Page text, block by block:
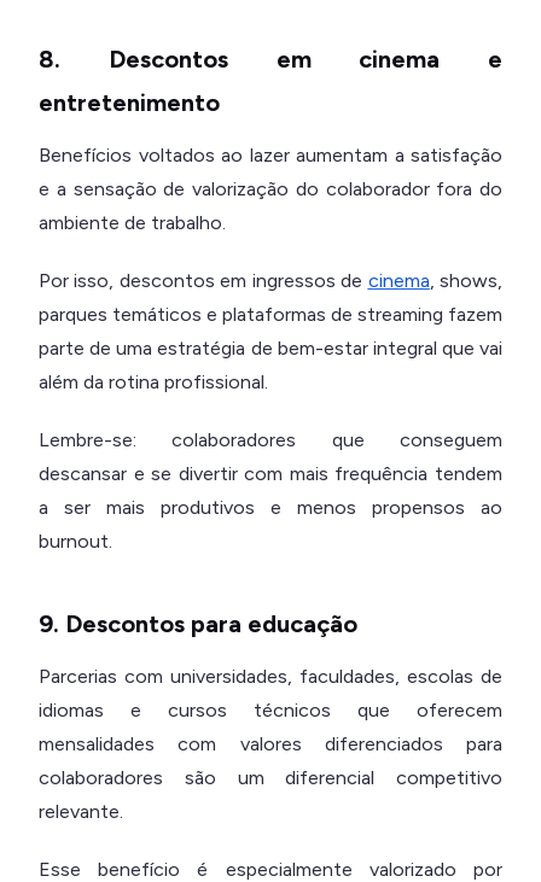
8. Descontos em cinema e
entretenimento
Benefícios voltados ao lazer aumentam a satisfação
e a sensação de valorização do colaborador fora do
ambiente de trabalho.
Por isso, descontos em ingressos de cinema , shows,
parques temáticos e plataformas de streaming fazem
parte de uma estratégia de bem-estar integral que vai
além da rotina profissional.
Lembre-se: colaboradores que conseguem
descansar e se divertir com mais frequência tendem
a ser mais produtivos e menos propensos ao
burnout.
9. Descontos para educação
Parcerias com universidades, faculdades, escolas de
idiomas e cursos técnicos que oferecem
mensalidades com valores diferenciados para
colaboradores são um diferencial competitivo
relevante.
Esse benefício é especialmente valorizado por